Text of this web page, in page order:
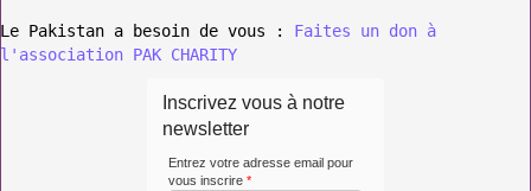
Le Pakistan a besoin de vous : Faites un don à
l'association PAK CHARITY
Inscrivez vous à notre
newsletter
Entrez votre adresse email pour
vous inscrire *